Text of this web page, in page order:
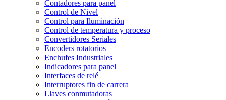
Contadores para panel
Control de Nivel
Control para Iluminación
Control de temperatura y proceso
Convertidores Seriales
Encoders rotatorios
Enchufes Industriales
Indicadores para panel
Interfaces de relé
Interruptores fin de carrera
Llaves conmutadoras